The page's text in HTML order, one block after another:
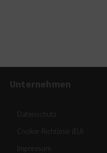
Unternehmen
Datenschutz
Cookie-Richtlinie (EU)
Impressum